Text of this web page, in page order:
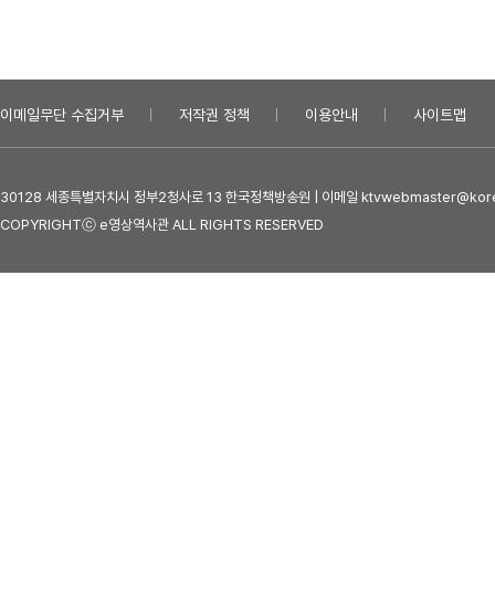
이메일무단 수집거부 저작권 정책 이용안내 사이트맵
30128 세종특별자치시 정부2청사로 13 한국정책방송원 | 이메일
COPYRIGHTⓒ e영상역사관 ALL RIGHTS RESERVED